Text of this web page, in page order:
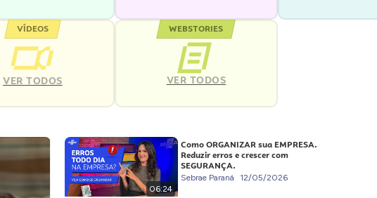
VÍDEOS
VER TODOS
WEBSTORIES
VER TODOS
06:24
Como ORGANIZAR sua EMPRESA.
Reduzir erros e crescer com
SEGURANÇA.
Sebrae Paraná 12/05/2026